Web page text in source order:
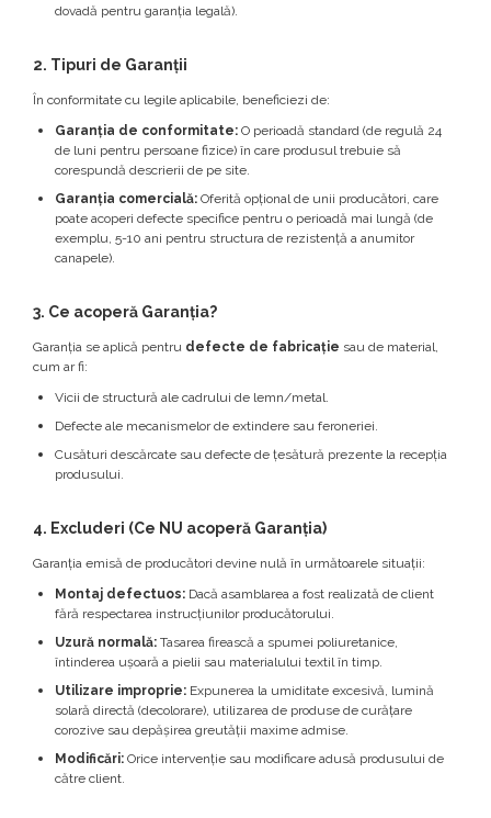
dovadă pentru garanția legală).
2. Tipuri de Garanții
În conformitate cu legile aplicabile, beneficiezi de:
Garanția de conformitate: O perioadă standard (de regulă 24
de luni pentru persoane fizice) în care produsul trebuie să
corespundă descrierii de pe site.
Garanția comercială: Oferită opțional de unii producători, care
poate acoperi defecte specifice pentru o perioadă mai lungă (de
exemplu, 5-10 ani pentru structura de rezistență a anumitor
canapele).
3. Ce acoperă Garanția?
Garanția se aplică pentru defecte de fabricație sau de material,
cum ar fi:
Vicii de structură ale cadrului de lemn/metal.
Defecte ale mecanismelor de extindere sau feroneriei.
Cusături descărcate sau defecte de țesătură prezente la recepția
produsului.
4. Excluderi (Ce NU acoperă Garanția)
Garanția emisă de producători devine nulă în următoarele situații:
Montaj defectuos: Dacă asamblarea a fost realizată de client
fără respectarea instrucțiunilor producătorului.
Uzură normală: Tasarea firească a spumei poliuretanice,
întinderea ușoară a pielii sau materialului textil în timp.
Utilizare improprie: Expunerea la umiditate excesivă, lumină
solară directă (decolorare), utilizarea de produse de curățare
corozive sau depășirea greutății maxime admise.
Modificări: Orice intervenție sau modificare adusă produsului de
către client.